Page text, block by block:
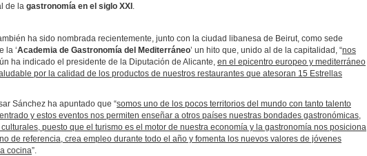
de la gastronomía en el siglo XXI .
ha sido nombrada recientemente, junto con la ciudad libanesa de Beirut, como sede
la ‘Academia de Gastronomía del Mediterráneo’ un hito que, unido al de la capitalidad, “nos
ha indicado el presidente de la Diputación de Alicante, en el epicentro europeo y mediterráneo
por la calidad de los productos de nuestros restaurantes que atesoran 15 Estrellas
Sánchez ha apuntado que “somos uno de los pocos territorios del mundo con tanto talento
y estos eventos nos permiten enseñar a otros países nuestras bondades gastronómicas,
puesto que el turismo es el motor de nuestra economía y la gastronomía nos posiciona
de referencia, crea empleo durante todo el año y fomenta los nuevos valores de jóvenes
cocina”.